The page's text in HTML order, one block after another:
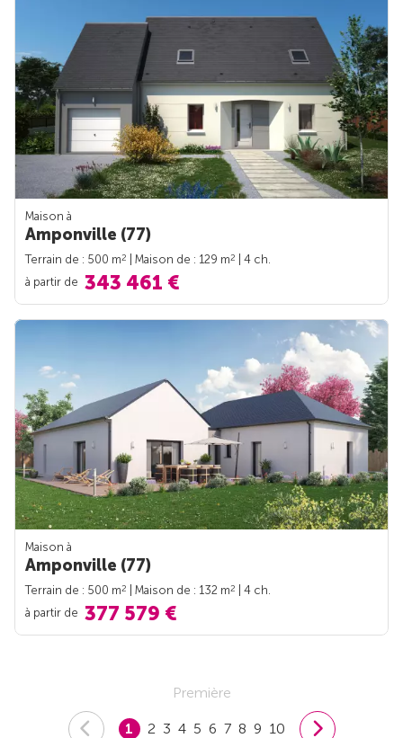
Maison à
Amponville (77)
Terrain de : 500 m2 | Maison de : 129 m2
| 4 ch.
à partir de 343 461 €
Maison à
Amponville (77)
Terrain de : 500 m2 | Maison de : 132 m2
| 4 ch.
à partir de 377 579 €
Première
1 2 3 4 5 6 7 8 9 10